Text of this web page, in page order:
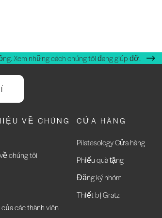
Xem những cách chúng tôi đang giúp đỡ.
VỀ CHÚNG
chúng tôi
các thành viên
CỬA HÀNG
Pilatesology Cửa hàng
Phiếu quà tặng
Đăng ký nhóm
Thiết bị Gratz